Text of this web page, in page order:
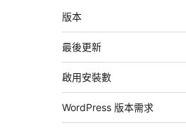
中
繼
資
料
版本
最後更新
啟用安裝數
WordPress 版本需求